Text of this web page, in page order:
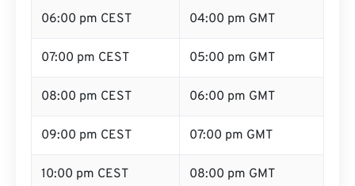
06:00 pm CEST 04:00 pm GMT
07:00 pm CEST 05:00 pm GMT
08:00 pm CEST 06:00 pm GMT
09:00 pm CEST 07:00 pm GMT
10:00 pm CEST 08:00 pm GMT